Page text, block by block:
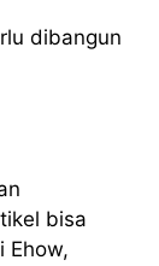
dibangun
bisa
Ehow,